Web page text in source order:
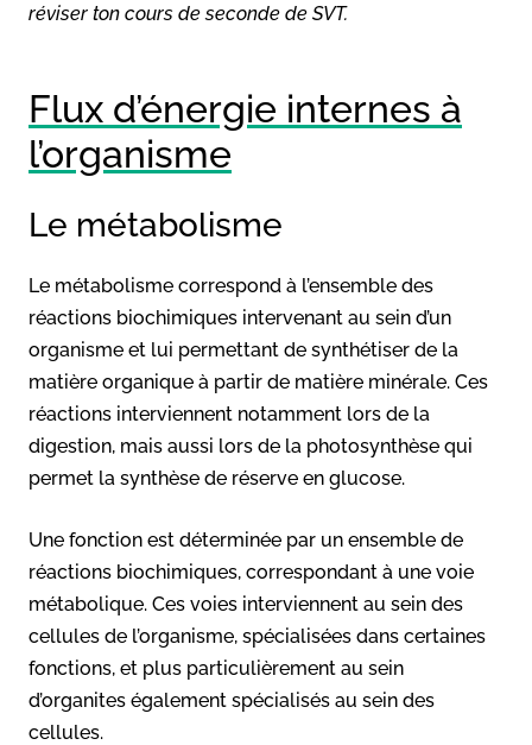
réviser ton cours de seconde de SVT.
Flux d’énergie internes à
l’organisme
Le métabolisme
Le métabolisme correspond à l’ensemble des
réactions biochimiques intervenant au sein d’un
organisme et lui permettant de synthétiser de la
matière organique à partir de matière minérale. Ces
réactions interviennent notamment lors de la
digestion, mais aussi lors de la photosynthèse qui
permet la synthèse de réserve en glucose.
Une fonction est déterminée par un ensemble de
réactions biochimiques, correspondant à une voie
métabolique. Ces voies interviennent au sein des
cellules de l’organisme, spécialisées dans certaines
fonctions, et plus particulièrement au sein
d’organites également spécialisés au sein des
cellules.